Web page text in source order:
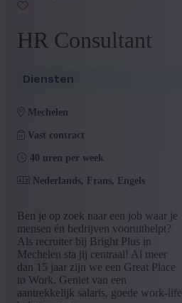
HR Consultant
Diensten
mechelen
Vast contract
40 uren per week
Nederlands, Frans, Engels
Ben je op zoek naar een job waar je
mensen én bedrijven vooruithelpt?
Als recruiter bij Bright Plus in
Mechelen sta jij centraal! Al meer
dan 15 jaar zijn we een Great Place
to Work. Geniet van een
aantrekkelijk salaris, goede work-life